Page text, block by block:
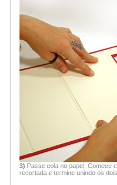
3) Passe cola no papel. Comece
recortada e termine unindo os